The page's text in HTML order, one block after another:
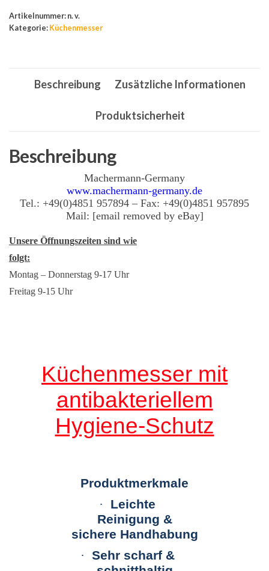
Messerset,
Artikelnummer: n. v.
Kategorie: Küchenmesser
Beschreibung Zusätzliche Informationen
Produktsicherheit
Beschreibung
Machermann-Germany
www.machermann-germany.de
Tel.: +49(0)4851 957894 – Fax: +49(0)4851 957895
Mail: [email removed by eBay]
Unsere Öffnungszeiten sind wie
folgt:
Montag – Donnerstag 9-17 Uhr
Freitag 9-15 Uhr
Küchenmesser mit
antibakteriellem
Hygiene-Schutz
Produktmerkmale
·
Leichte
Reinigung &
sichere Handhabung
· Sehr scharf &